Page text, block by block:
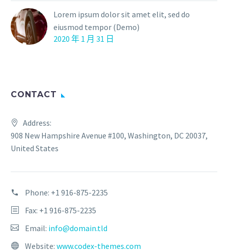
Lorem ipsum dolor sit amet elit, sed do
eiusmod tempor (Demo)
2020 年 1 月 31 日
CONTACT
Address:
908 New Hampshire Avenue #100, Washington, DC 20037,
United States
Phone: +1 916-875-2235
Fax: +1 916-875-2235
Email: info@domain.tld
Website: www.codex-themes.com